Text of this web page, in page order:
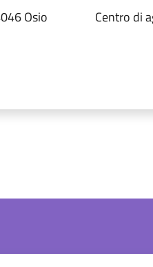
Osio Centro di